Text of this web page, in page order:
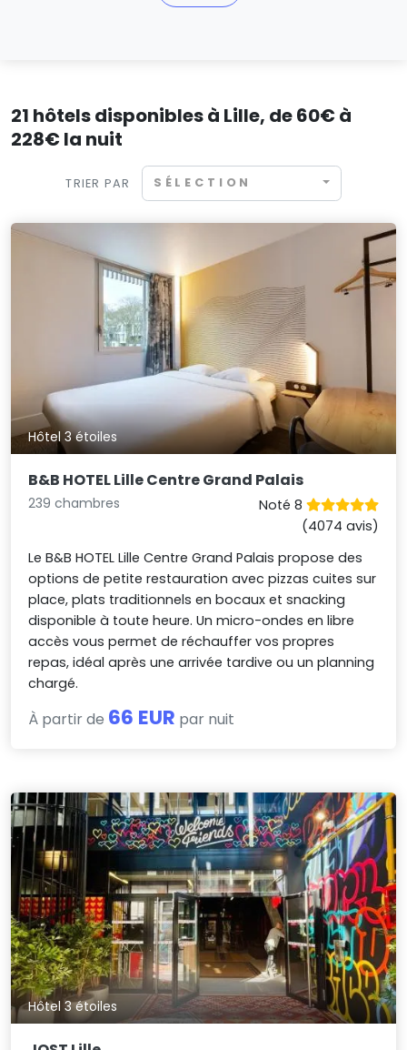
21 hôtels disponibles à Lille, de 60€ à
228€ la nuit
TRIER PAR SÉLECTION
Hôtel 3 étoiles
B&B HOTEL Lille Centre Grand Palais
239 chambres
Noté 8
(4074 avis)
Le B&B HOTEL Lille Centre Grand Palais propose des
options de petite restauration avec pizzas cuites sur
place, plats traditionnels en bocaux et snacking
disponible à toute heure. Un micro-ondes en libre
accès vous permet de réchauffer vos propres
repas, idéal après une arrivée tardive ou un planning
chargé.
À partir de 66 EUR par nuit
Hôtel 3 étoiles